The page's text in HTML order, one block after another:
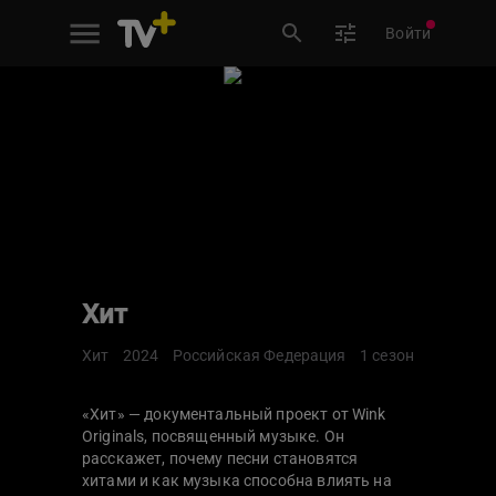
Войти
Хит
Хит 2024 Российская Федерация 1 сезон
«Хит» — документальный проект от Wink
Originals, посвященный музыке. Он
расскажет, почему песни становятся
хитами и как музыка способна влиять на